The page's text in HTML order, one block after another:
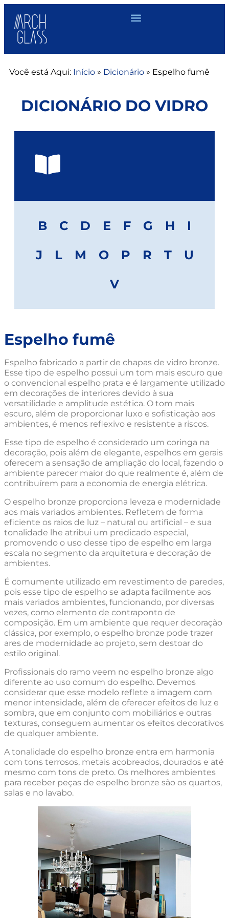
Você está Aqui: Início » Dicionário » Espelho fumê
DICIONÁRIO DO VIDRO
B C D E F G H
I
J
L M O P R T
U
V
Espelho fumê
Espelho fabricado a partir de chapas de vidro bronze.
Esse tipo de espelho possui um tom mais escuro que
o convencional espelho prata e é largamente utilizado
em decorações de interiores devido à sua
versatilidade e amplitude estética. O tom mais
escuro, além de proporcionar luxo e sofisticação aos
ambientes, é menos reflexivo e resistente a riscos.
Esse tipo de espelho é considerado um coringa na
decoração, pois além de elegante, espelhos em gerais
oferecem a sensação de ampliação do local, fazendo o
ambiente parecer maior do que realmente é, além de
contribuírem para a economia de energia elétrica.
O espelho bronze proporciona leveza e modernidade
aos mais variados ambientes. Refletem de forma
eficiente os raios de luz – natural ou artificial – e sua
tonalidade lhe atribui um predicado especial,
promovendo o uso desse tipo de espelho em larga
escala no segmento da arquitetura e decoração de
ambientes.
É comumente utilizado em revestimento de paredes,
pois esse tipo de espelho se adapta facilmente aos
mais variados ambientes, funcionando, por diversas
vezes, como elemento de contraponto de
composição. Em um ambiente que requer decoração
clássica, por exemplo, o espelho bronze pode trazer
ares de modernidade ao projeto, sem destoar do
estilo original.
Profissionais do ramo veem no espelho bronze algo
diferente ao uso comum do espelho. Devemos
considerar que esse modelo reflete a imagem com
menor intensidade, além de oferecer efeitos de luz e
sombra, que em conjunto com mobiliários e outras
texturas, conseguem aumentar os efeitos decorativos
de qualquer ambiente.
A tonalidade do espelho bronze entra em harmonia
com tons terrosos, metais acobreados, dourados e até
mesmo com tons de preto. Os melhores ambientes
para receber peças de espelho bronze são os quartos,
salas e no lavabo.